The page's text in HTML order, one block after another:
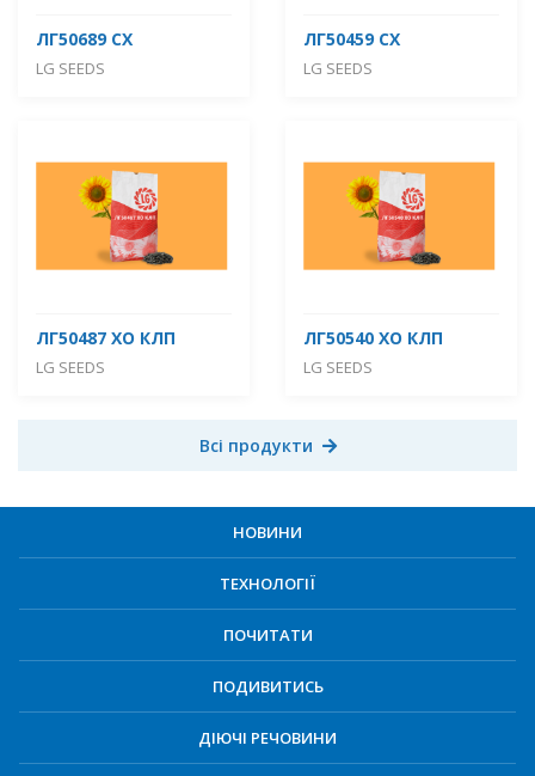
ЛГ50689 СХ
LG SEEDS
ЛГ50459 СХ
LG SEEDS
ЛГ50487 ХО КЛП
LG SEEDS
ЛГ50540 ХО КЛП
LG SEEDS
Всі продукти
НОВИНИ
ТЕХНОЛОГІЇ
ПОЧИТАТИ
ПОДИВИТИСЬ
ДІЮЧІ РЕЧОВИНИ